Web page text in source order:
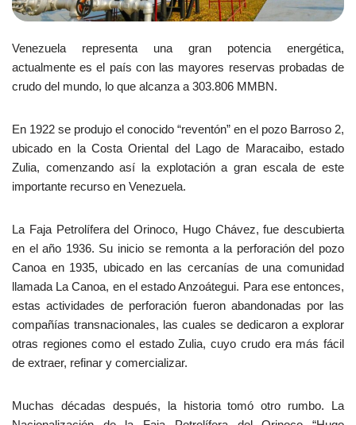
Venezuela representa una gran potencia energética,
actualmente es el país con las mayores reservas probadas de
crudo del mundo, lo que alcanza a 303.806 MMBN.
En 1922 se produjo el conocido “reventón” en el pozo Barroso 2,
ubicado en la Costa Oriental del Lago de Maracaibo, estado
Zulia, comenzando así la explotación a gran escala de este
importante recurso en Venezuela.
La Faja Petrolífera del Orinoco, Hugo Chávez, fue descubierta
en el año 1936. Su inicio se remonta a la perforación del pozo
Canoa en 1935, ubicado en las cercanías de una comunidad
llamada La Canoa, en el estado Anzoátegui. Para ese entonces,
estas actividades de perforación fueron abandonadas por las
compañías transnacionales, las cuales se dedicaron a explorar
otras regiones como el estado Zulia, cuyo crudo era más fácil
de extraer, refinar y comercializar.
Muchas décadas después, la historia tomó otro rumbo. La